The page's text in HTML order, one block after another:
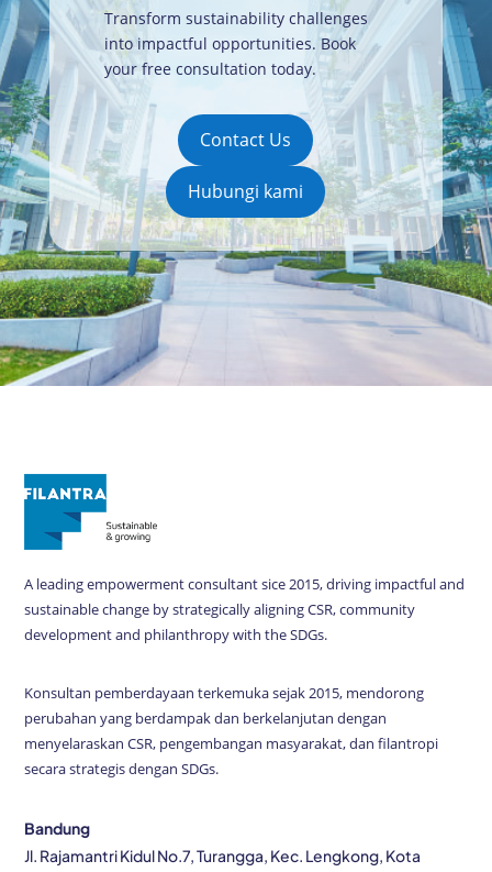
Transform sustainability challenges
into impactful opportunities. Book
your free consultation today.
Contact Us
Hubungi kami
A leading empowerment consultant sice 2015, driving impactful and
sustainable change by strategically aligning CSR, community
development and philanthropy with the SDGs.
Konsultan pemberdayaan terkemuka sejak 2015, mendorong
perubahan yang berdampak dan berkelanjutan dengan
menyelaraskan CSR, pengembangan masyarakat, dan filantropi
secara strategis dengan SDGs.
Bandung
Jl. Rajamantri Kidul No.7, Turangga, Kec. Lengkong, Kota